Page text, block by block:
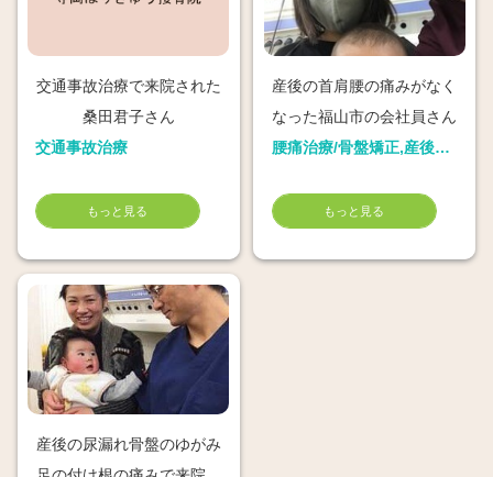
交通事故治療で来院された
桑田君子さん
交通事故治療
もっと見る
産後の首肩腰の痛みがなく
なった福山市の会社員さん
腰痛治療/骨盤矯正,産後骨盤矯正
もっと見る
産後の尿漏れ骨盤のゆがみ